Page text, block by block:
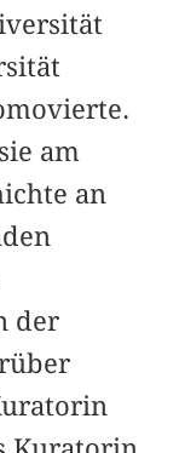
am
an
der